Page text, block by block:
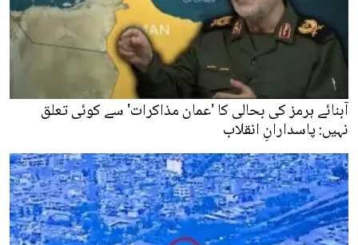
آبنائے ہرمز کی بحالی کا 'عمان مذاکرات' سے کوئی تعلق
نہیں: پاسدارانِ انقلاب